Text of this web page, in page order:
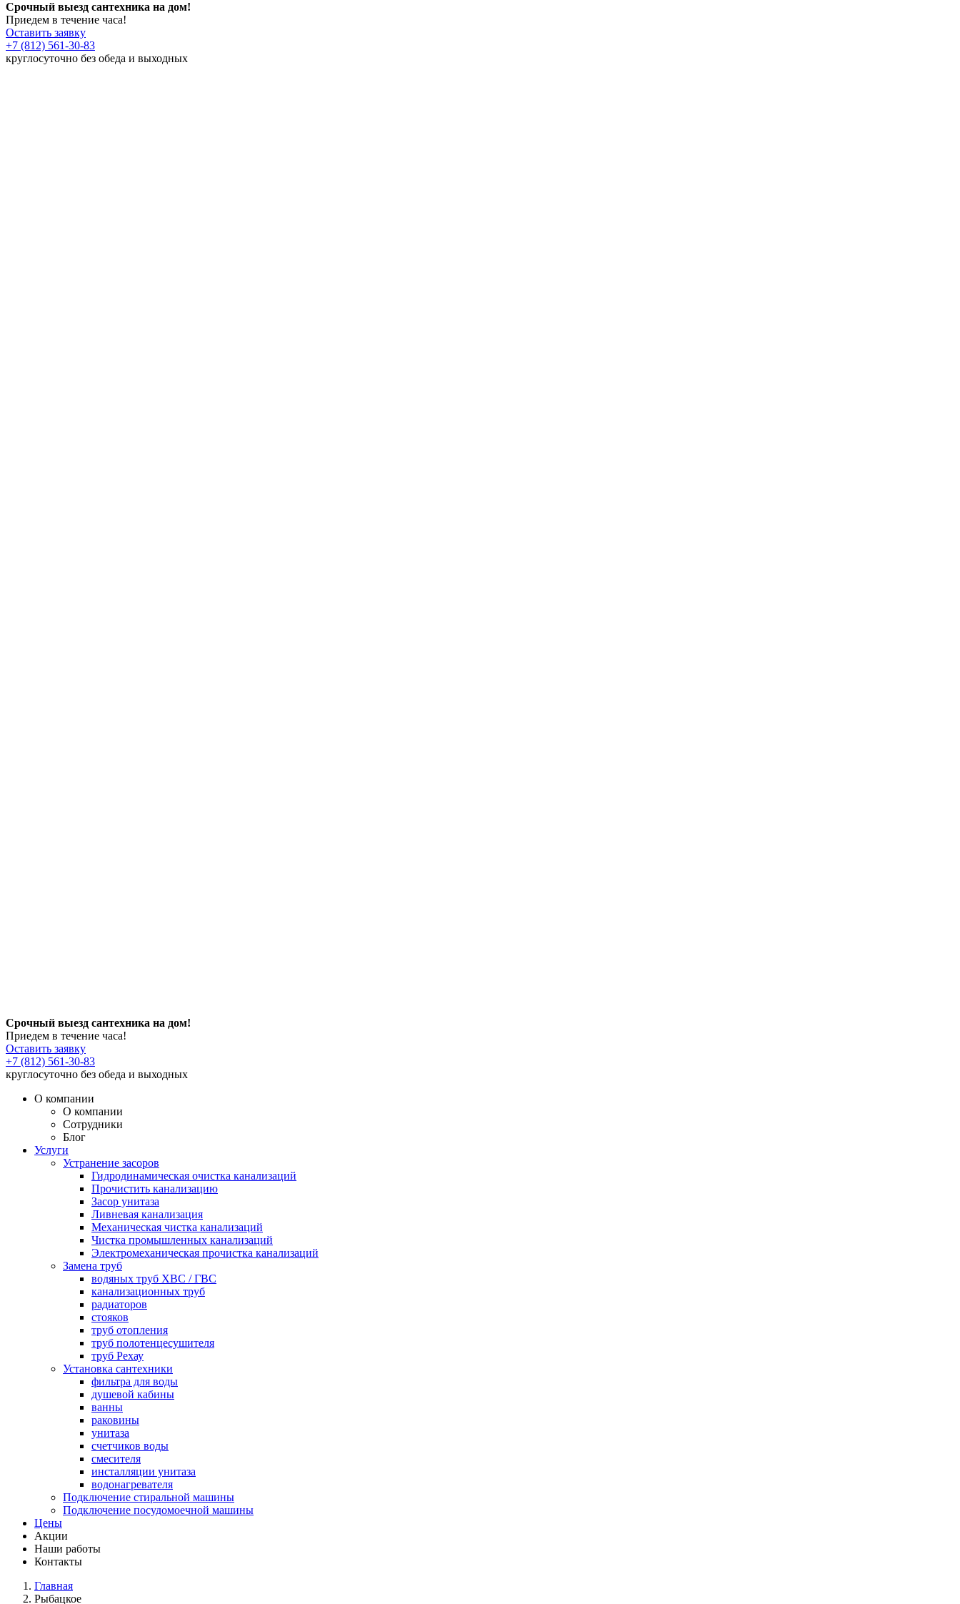
Срочный выезд сантехника на дом!
Приедем в течение часа!
Оставить заявку
+7 (812) 561-30-83
круглосуточно без обеда и выходных
Срочный выезд сантехника на дом!
Приедем в течение часа!
Оставить заявку
+7 (812) 561-30-83
круглосуточно без обеда и выходных
О компании
О компании
Сотрудники
Блог
Услуги
Устранение засоров
Гидродинамическая очистка канализаций
Прочистить канализацию
Засор унитаза
Ливневая канализация
Механическая чистка канализаций
Чистка промышленных канализаций
Электромеханическая прочистка канализаций
Замена труб
водяных труб ХВС / ГВС
канализационных труб
радиаторов
стояков
труб отопления
труб полотенцесушителя
труб Рехау
Установка сантехники
фильтра для воды
душевой кабины
ванны
раковины
унитаза
счетчиков воды
смесителя
инсталляции унитаза
водонагревателя
Подключение стиральной машины
Подключение посудомоечной машины
Цены
Акции
Наши работы
Контакты
Главная
Рыбацкое